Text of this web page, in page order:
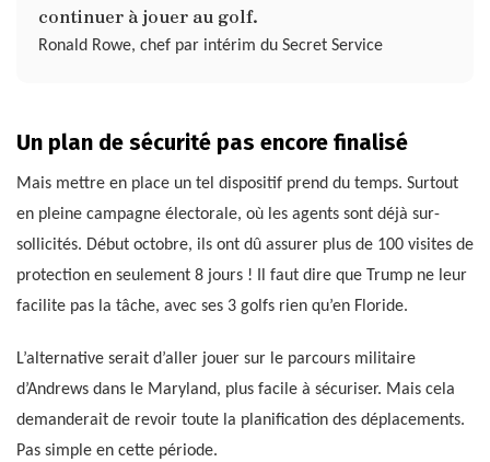
continuer à jouer au golf.
Ronald Rowe, chef par intérim du Secret Service
Un plan de sécurité pas encore finalisé
Mais mettre en place un tel dispositif prend du temps. Surtout
en pleine campagne électorale, où les agents sont déjà sur-
sollicités. Début octobre, ils ont dû assurer plus de 100 visites de
protection en seulement 8 jours ! Il faut dire que Trump ne leur
facilite pas la tâche, avec ses 3 golfs rien qu’en Floride.
L’alternative serait d’aller jouer sur le parcours militaire
d’Andrews dans le Maryland, plus facile à sécuriser. Mais cela
demanderait de revoir toute la planification des déplacements.
Pas simple en cette période.